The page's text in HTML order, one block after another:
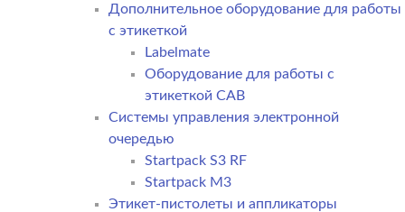
Дополнительное оборудование для работы
с этикеткой
Labelmate
Оборудование для работы с
этикеткой CAB
Системы управления электронной
очередью
Startpack S3 RF
Startpack M3
Этикет-пистолеты и аппликаторы